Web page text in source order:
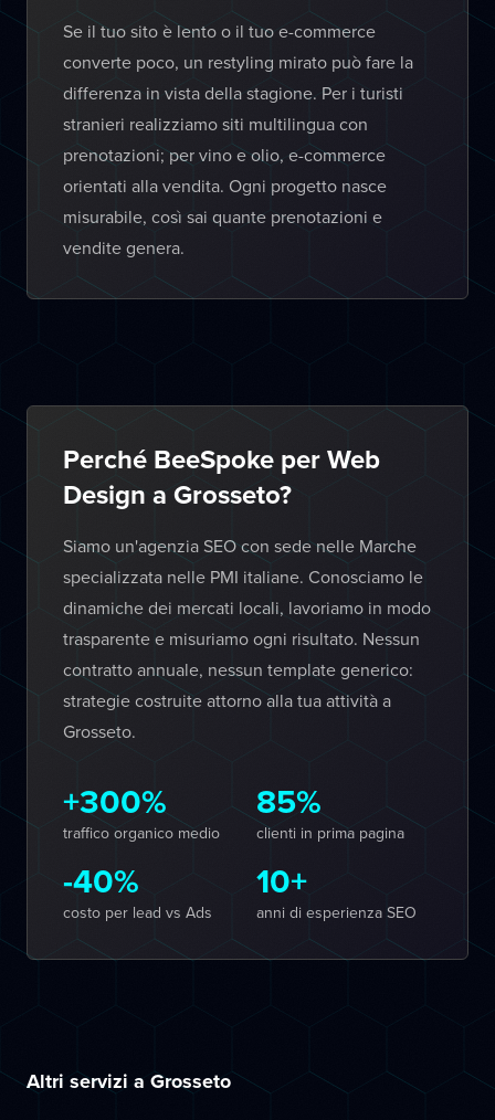
Se il tuo sito è lento o il tuo e-commerce
converte poco, un restyling mirato può fare la
differenza in vista della stagione. Per i turisti
stranieri realizziamo siti multilingua con
prenotazioni; per vino e olio, e-commerce
orientati alla vendita. Ogni progetto nasce
misurabile, così sai quante prenotazioni e
vendite genera.
Perché BeeSpoke per Web
Design a Grosseto?
Siamo un'agenzia SEO con sede nelle Marche
specializzata nelle PMI italiane. Conosciamo le
dinamiche dei mercati locali, lavoriamo in modo
trasparente e misuriamo ogni risultato. Nessun
contratto annuale, nessun template generico:
strategie costruite attorno alla tua attività a
Grosseto.
+300%
traffico organico medio
85%
clienti in prima pagina
-40%
costo per lead vs Ads
10+
anni di esperienza SEO
Altri servizi a Grosseto